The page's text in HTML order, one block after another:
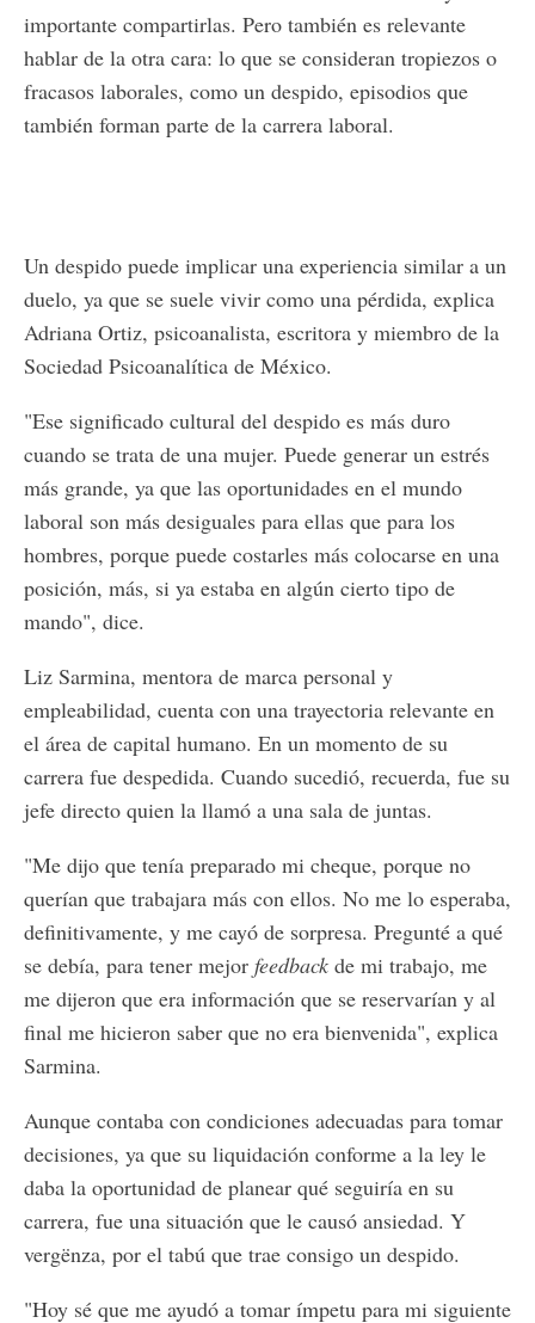
importante compartirlas. Pero también es relevante
hablar de la otra cara: lo que se consideran tropiezos o
fracasos laborales, como un despido, episodios que
también forman parte de la carrera laboral.
Un despido puede implicar una experiencia similar a un
duelo, ya que se suele vivir como una pérdida, explica
Adriana Ortiz, psicoanalista, escritora y miembro de la
Sociedad Psicoanalítica de México.
"Ese significado cultural del despido es más duro
cuando se trata de una mujer. Puede generar un estrés
más grande, ya que las oportunidades en el mundo
laboral son más desiguales para ellas que para los
hombres, porque puede costarles más colocarse en una
posición, más, si ya estaba en algún cierto tipo de
mando", dice.
Liz Sarmina, mentora de marca personal y
empleabilidad, cuenta con una trayectoria relevante en
el área de capital humano. En un momento de su
carrera fue despedida. Cuando sucedió, recuerda, fue su
jefe directo quien la llamó a una sala de juntas.
"Me dijo que tenía preparado mi cheque, porque no
querían que trabajara más con ellos. No me lo esperaba,
definitivamente, y me cayó de sorpresa. Pregunté a qué
se debía, para tener mejor feedback de mi trabajo, me
me dijeron que era información que se reservarían y al
final me hicieron saber que no era bienvenida", explica
Sarmina.
Aunque contaba con condiciones adecuadas para tomar
decisiones, ya que su liquidación conforme a la ley le
daba la oportunidad de planear qué seguiría en su
carrera, fue una situación que le causó ansiedad. Y
vergënza, por el tabú que trae consigo un despido.
"Hoy sé que me ayudó a tomar ímpetu para mi siguiente